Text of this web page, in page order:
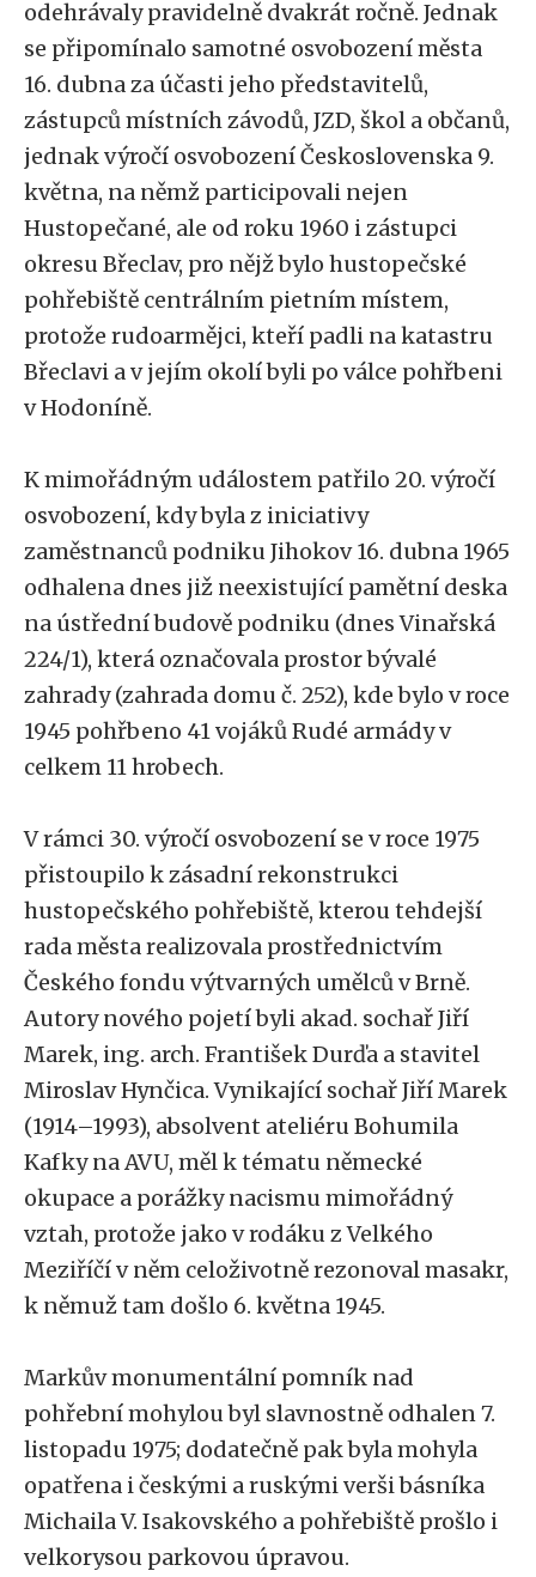
odehrávaly pravidelně dvakrát ročně. Jednak
se připomínalo samotné osvobození města
16. dubna za účasti jeho představitelů,
zástupců místních závodů, JZD, škol a občanů,
jednak výročí osvobození Československa 9.
května, na němž participovali nejen
Hustopečané, ale od roku 1960 i zástupci
okresu Břeclav, pro nějž bylo hustopečské
pohřebiště centrálním pietním místem,
protože rudoarmějci, kteří padli na katastru
Břeclavi a v jejím okolí byli po válce pohřbeni
v Hodoníně.
K mimořádným událostem patřilo 20. výročí
osvobození, kdy byla z iniciativy
zaměstnanců podniku Jihokov 16. dubna 1965
odhalena dnes již neexistující pamětní deska
na ústřední budově podniku (dnes Vinařská
224/1), která označovala prostor bývalé
zahrady (zahrada domu č. 252), kde bylo v roce
1945 pohřbeno 41 vojáků Rudé armády v
celkem 11 hrobech.
V rámci 30. výročí osvobození se v roce 1975
přistoupilo k zásadní rekonstrukci
hustopečského pohřebiště, kterou tehdejší
rada města realizovala prostřednictvím
Českého fondu výtvarných umělců v Brně.
Autory nového pojetí byli akad. sochař Jiří
Marek, ing. arch. František Durďa a stavitel
Miroslav Hynčica. Vynikající sochař Jiří Marek
(1914–1993), absolvent ateliéru Bohumila
Kafky na AVU, měl k tématu německé
okupace a porážky nacismu mimořádný
vztah, protože jako v rodáku z Velkého
Meziříčí v něm celoživotně rezonoval masakr,
k němuž tam došlo 6. května 1945.
Markův monumentální pomník nad
pohřební mohylou byl slavnostně odhalen 7.
listopadu 1975; dodatečně pak byla mohyla
opatřena i českými a ruskými verši básníka
Michaila V. Isakovského a pohřebiště prošlo i
velkorysou parkovou úpravou.